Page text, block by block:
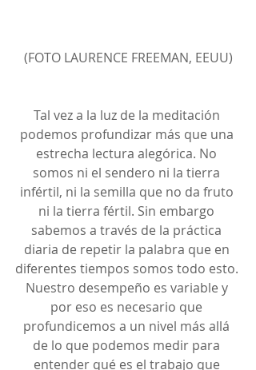
(FOTO LAURENCE FREEMAN, EEUU)
Tal vez a la luz de la meditación
podemos profundizar más que una
estrecha lectura alegórica. No
somos ni el sendero ni la tierra
infértil, ni la semilla que no da fruto
ni la tierra fértil. Sin embargo
sabemos a través de la práctica
diaria de repetir la palabra que en
diferentes tiempos somos todo esto.
Nuestro desempeño es variable y
por eso es necesario que
profundicemos a un nivel más allá
de lo que podemos medir para
entender qué es el trabajo que